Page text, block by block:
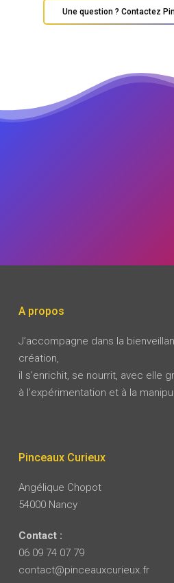
Une question ? Contactez
A propos
J’accompagne dans la
création,
il s’enrichit, se nourrit, avec elle
à l’expérimentation et à la
Pinceaux Curieux
Angélique Chopot
54000 Nancy
Contact :
06 09 74 07 79
contact@pinceauxcurieux.fr